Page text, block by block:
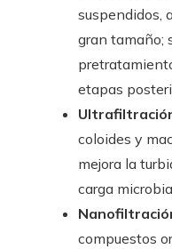
suspendidos,
gran tamaño;
etapas
coloides y
mejora la
carga
compuestos